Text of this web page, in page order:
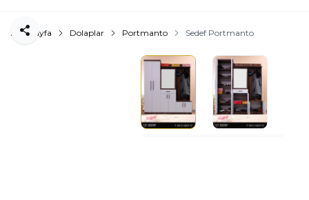
Ana Sayfa Dolaplar Portmanto Sedef Portmanto
Paylaş